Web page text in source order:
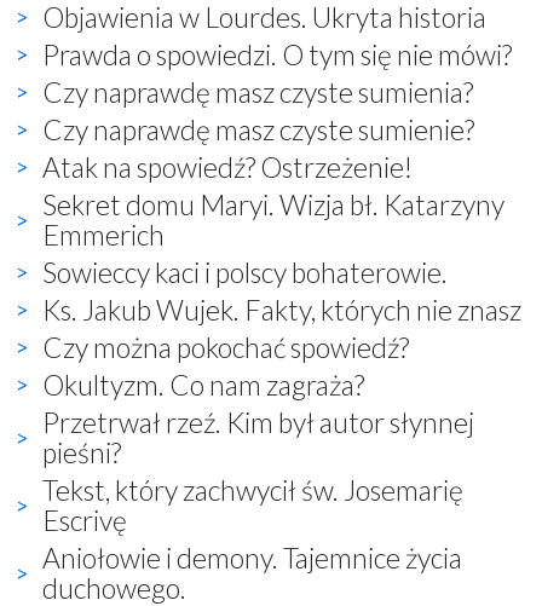
Objawienia w Lourdes. Ukryta historia
Prawda o spowiedzi. O tym się nie mówi?
Czy naprawdę masz czyste sumienia?
Czy naprawdę masz czyste sumienie?
Atak na spowiedź? Ostrzeżenie!
Sekret domu Maryi. Wizja bł. Katarzyny
Emmerich
Sowieccy kaci i polscy bohaterowie.
Ks. Jakub Wujek. Fakty, których nie znasz
Czy można pokochać spowiedź?
Okultyzm. Co nam zagraża?
Przetrwał rzeź. Kim był autor słynnej
pieśni?
Tekst, który zachwycił św. Josemarię
Escrivę
Aniołowie i demony. Tajemnice życia
duchowego.